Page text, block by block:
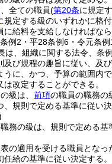
全ての職員(第20条に規定
規定する級のいずれかに格付
に給料を支給しなければなら
例2・平28条例6・令元条
は、組織に関する法令、条
及び規程の趣旨に従い、及
うに、かつ、予算の範囲内
は改定することができる。
級は、 前項の職員の職務の
、規則で定める基準に従い決
務の級は、規則で定める基
の適用を受ける職員となっ
任給の基準に従い決定する。